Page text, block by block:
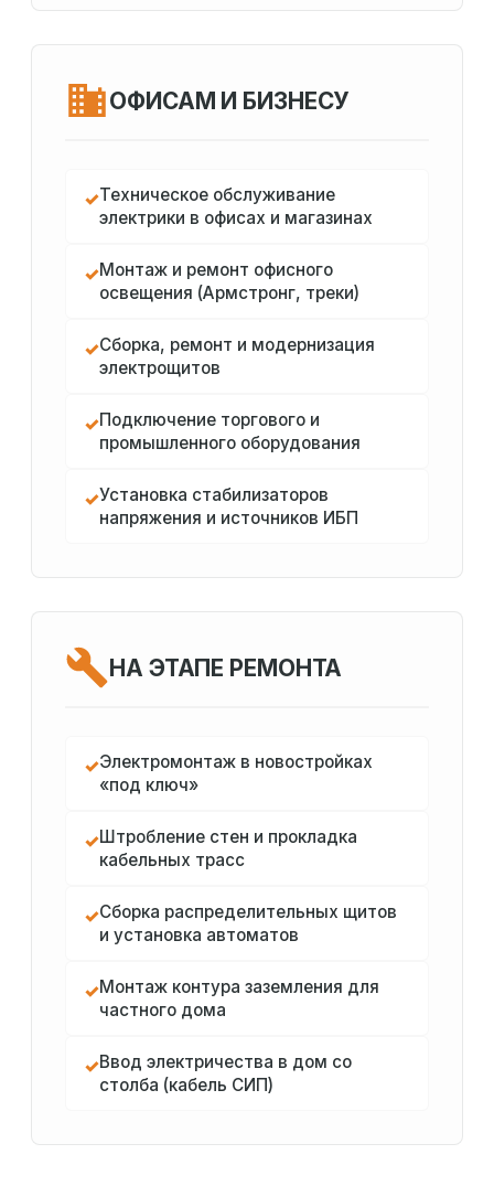
ОФИСАМ И БИЗНЕСУ
✓Техническое обслуживание
электрики в офисах и магазинах
✓Монтаж и ремонт офисного
освещения (Армстронг, треки)
✓Сборка, ремонт и модернизация
электрощитов
✓Подключение торгового и
промышленного оборудования
✓Установка стабилизаторов
напряжения и источников ИБП
НА ЭТАПЕ РЕМОНТА
✓Электромонтаж в новостройках
«под ключ»
✓Штробление стен и прокладка
кабельных трасс
✓Сборка распределительных щитов
и установка автоматов
✓Монтаж контура заземления для
частного дома
✓Ввод электричества в дом со
столба (кабель СИП)